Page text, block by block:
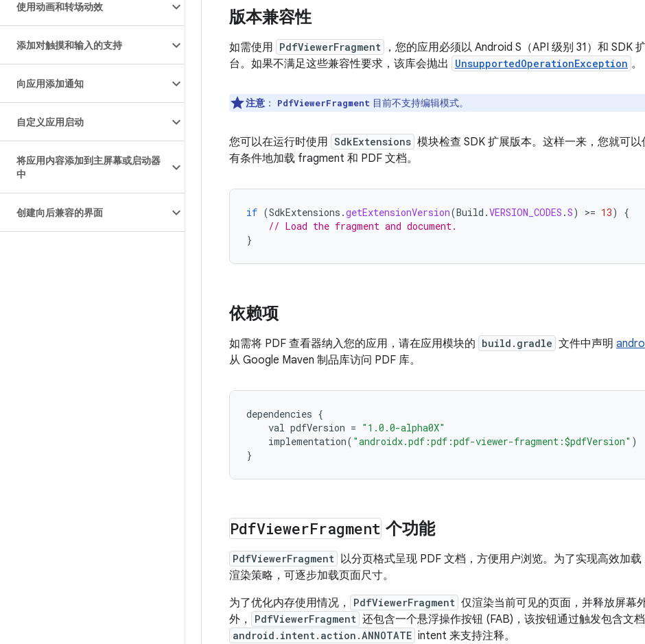
使用动画和转场动效
添加对触摸和输入的支持
向应用添加通知
自定义应用启动
将应用内容添加到主屏幕或启动器
中
创建向后兼容的界面
版本兼容性
如需使用 PdfViewerFragment
，您的应用必须以 Android S（API 级别 31）和 SDK
台。如果不满足这些兼容性要求，该库会抛出
UnsupportedOperationException 。
注意 ： PdfViewerFragment 目前不支持编辑模式。
您可以在运行时使用 SdkExtensions 模块检查 SDK 扩展版本。这样一来，您就可
有条件地加载 fragment 和 PDF 文档。
if (SdkExtensions .getExtensionVersion(Build .VERSION_CODES .S) >= 13)
{
// Load the fragment and document.
}
依赖项
如需将 PDF 查看器纳入您的应用，请在应用模块的 build.gradle 文件中声明
从 Google Maven 制品库访问 PDF 库。
dependencies {
val pdfVersion = "1.0.0-alpha0X"
implementation( "androidx.pdf:pdf:pdf-viewer-fragment:$pdfVersion" )
}
PdfViewerFragment 个功能
PdfViewerFragment 以分页格式呈现 PDF 文档，方便用户浏览。为了实现高效加
渲染策略，可逐步加载页面尺寸。
为了优化内存使用情况，
PdfViewerFragment 仅渲染当前可见的页面，并释放屏幕
外，
PdfViewerFragment 还包含一个悬浮操作按钮 (FAB)，该按钮通过触发包含文
android.intent.action.ANNOTATE intent 来支持注释。